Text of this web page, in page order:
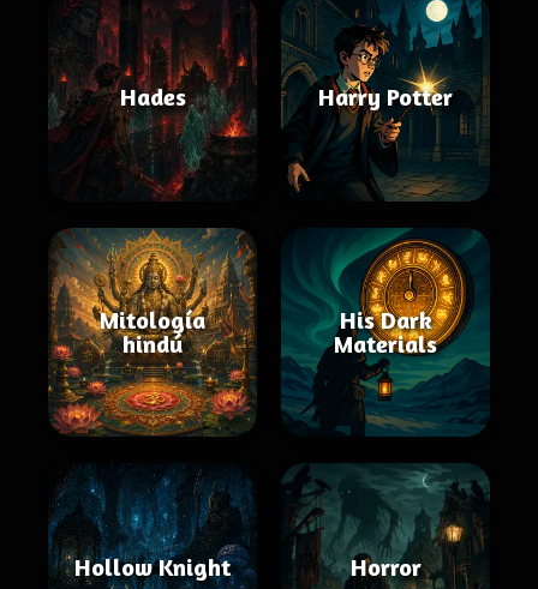
Hades Harry Potter
Mitología
hindú
His Dark
Materials
Hollow Knight Horror